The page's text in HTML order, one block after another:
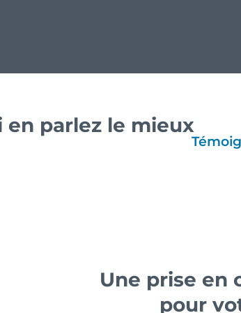
en parlez le mieux
Une prise en
pour